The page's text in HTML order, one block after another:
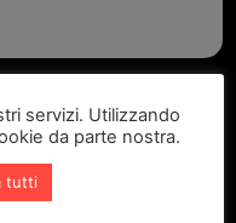
servizi. Utilizzando
da parte nostra.
tutti